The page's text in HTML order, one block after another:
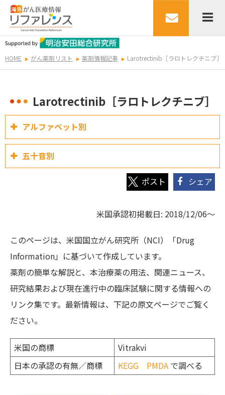
HOME がん薬剤リスト 薬剤情報記事 Larotrectinib［ラロトレクチニブ］
Larotrectinib［ラロトレクチニブ］
アルファベット別
五十音別
シェア
米国承認初掲載日: 2018/12/06～
このページは、米国国立がん研究所（NCI）「Drug
Information」に基づいて作成しています。
薬剤の簡単な解説と、本治療薬の用法、関連ニュース、
研究結果および現在進行中の臨床試験に関する情報への
リンク集です。最新情報は、下記の原文ページでご覧く
ださい。
米国の商標
Vitrakvi
日本の承認の有無／商標
KEGG PMDA で調べる